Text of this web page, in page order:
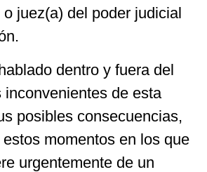
juez(a) del poder judicial
dentro y fuera del
inconvenientes de esta
posibles consecuencias,
momentos en los que
urgentemente de un